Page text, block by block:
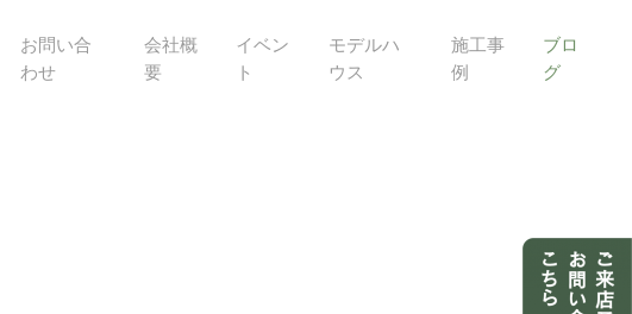
お問い合
わせ
会社概
要
イベン
ト
モデルハ
ウス
施工事
例
ブロ
グ